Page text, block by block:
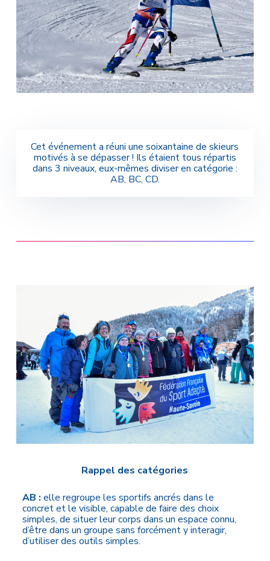
Cet événement a réuni une soixantaine de skieurs
motivés à se dépasser ! Ils étaient tous répartis
dans 3 niveaux, eux-mêmes diviser en catégorie :
AB, BC, CD.
Rappel des catégories
AB : elle regroupe les sportifs ancrés dans le
concret et le visible, capable de faire des choix
simples, de situer leur corps dans un espace connu,
d’être dans un groupe sans forcément y interagir,
d’utiliser des outils simples.